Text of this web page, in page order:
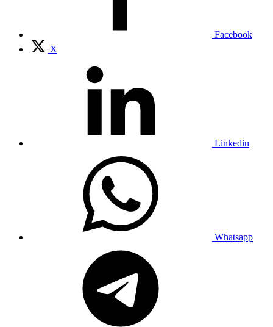
Facebook
X
Linkedin
Whatsapp